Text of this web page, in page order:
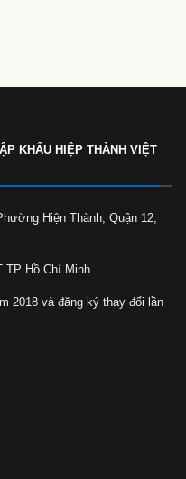
KHẨU HIỆP THÀNH VIỆT
Hiện Thành, Quận 12,
Hồ Chí Minh.
2018 và đăng ký thay đổi lần